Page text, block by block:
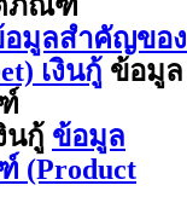
ภัณฑ์
มูลสำคัญของ
เงินกู้ ข้อมูล
นกู้ ข้อมูล
(Product